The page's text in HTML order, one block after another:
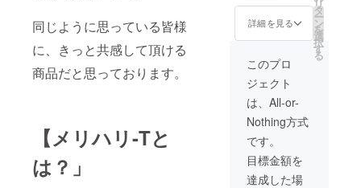
同じように思っている皆様
に、きっと共感して頂ける
商品だと思っております。
【メリハリ-Tと
は？」
より合
計200円
割引の
お得な
価格と
なりま
す。 ※
ご要望
のサイ
ズをお
い。
詳細を見る
リ
タ
ー
ン
を
選
択
す
る
このプロ
ジェクト
は、All-or-
Nothing方式
です。
目標金額を
達成した場